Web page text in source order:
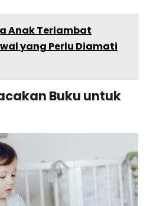
Anak Terlambat
yang Perlu Diamati
Buku untuk